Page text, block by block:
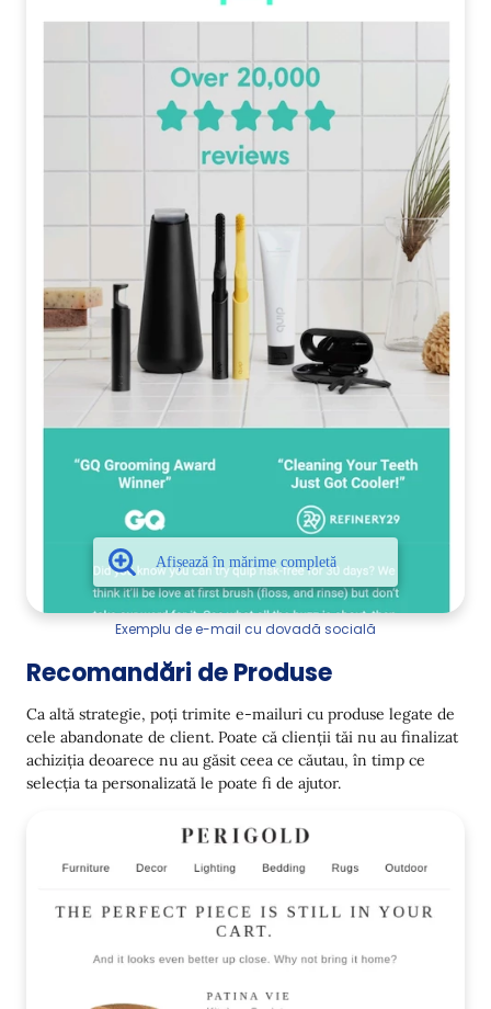
Exemplu de e-mail cu dovadă socială
Recomandări de Produse
Ca altă strategie, poți trimite e-mailuri cu produse legate de
cele abandonate de client. Poate că clienții tăi nu au finalizat
achiziția deoarece nu au găsit ceea ce căutau, în timp ce
selecția ta personalizată le poate fi de ajutor.